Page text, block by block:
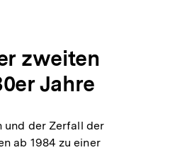
zweiten
Jahre
und der Zerfall der
ab 1984 zu einer